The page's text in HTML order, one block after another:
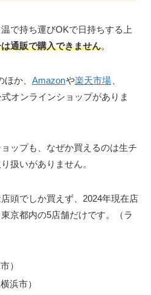
で持ち運びOKで日持ちする上
通販で購入できません。
か、 Amazonや楽天市場
オンラインショップがありま
ップも、なぜか買えるのは生チ
扱いがありません。
頭でしか買えず、2024年現在店
京都内の5店舗だけです。（ラ
）
浜市）